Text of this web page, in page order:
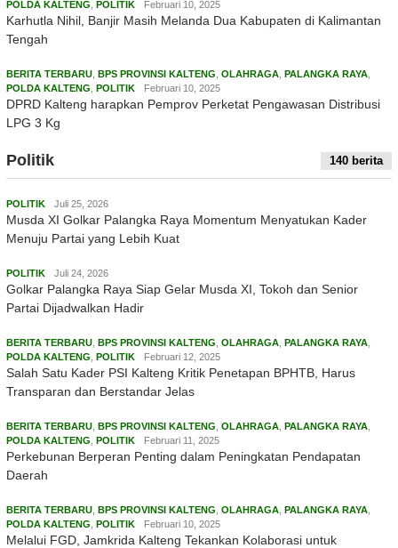
POLDA KALTENG POLITIK Februari 10, 2025
Karhutla Nihil, Banjir Masih Melanda Dua Kabupaten di Kalimantan
Tengah
BERITA TERBARU BPS PROVINSI KALTENG OLAHRAGA PALANGKA RAYA
POLDA KALTENG POLITIK Februari 10, 2025
DPRD Kalteng harapkan Pemprov Perketat Pengawasan Distribusi
LPG 3 Kg
Politik 140 berita
POLITIK Juli 25, 2026
Musda XI Golkar Palangka Raya Momentum Menyatukan Kader
Menuju Partai yang Lebih Kuat
POLITIK Juli 24, 2026
Golkar Palangka Raya Siap Gelar Musda XI, Tokoh dan Senior
Partai Dijadwalkan Hadir
BERITA TERBARU BPS PROVINSI KALTENG OLAHRAGA PALANGKA RAYA
POLDA KALTENG POLITIK Februari 12, 2025
Salah Satu Kader PSI Kalteng Kritik Penetapan BPHTB, Harus
Transparan dan Berstandar Jelas
BERITA TERBARU BPS PROVINSI KALTENG OLAHRAGA PALANGKA RAYA
POLDA KALTENG POLITIK Februari 11, 2025
Perkebunan Berperan Penting dalam Peningkatan Pendapatan
Daerah
BERITA TERBARU BPS PROVINSI KALTENG OLAHRAGA PALANGKA RAYA
POLDA KALTENG POLITIK Februari 10, 2025
Melalui FGD, Jamkrida Kalteng Tekankan Kolaborasi untuk